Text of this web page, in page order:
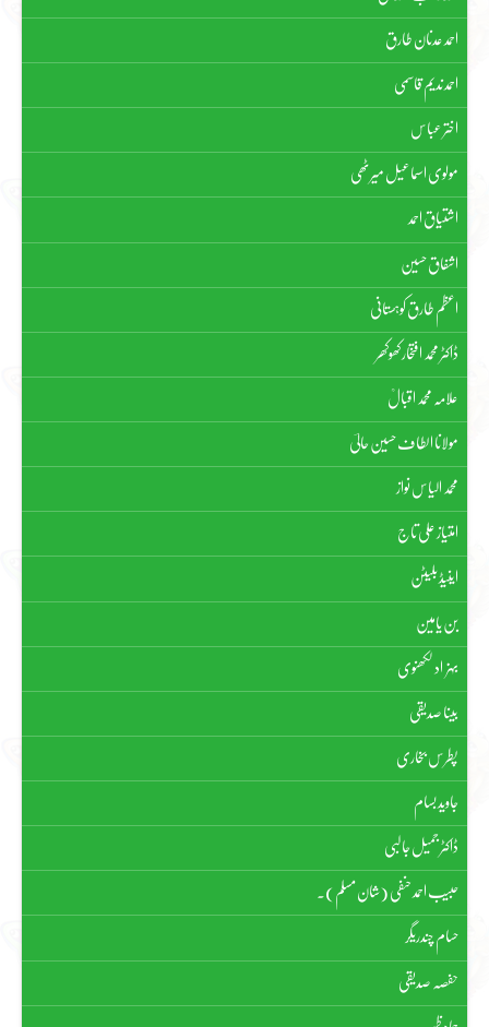
احمد عدنان طارق
احمد ندیم قاسمی
اختر عباس
مولوی اسماعیل میرٹھی
اشتیاق احمد
اشفاق حسین
اعظم طارق کوہستانی
ڈاکٹر محمد افتخار کھوکھر
علامہ محمد اقبالؒ
مولانا الطاف حسین حالیؔ
محمد الیاس نواز
امتیاز علی تاج
اینیڈ بلیٹن
بن یامین
بہزاد لکھنوی
بینا صدیقی
پطرس بخاری
جاوید بسام
ڈاکٹر جمیل جالبی
حبیب احمد حنفی (شان مسلم)۔
حسام چندریگر
حفصہ صدیقی